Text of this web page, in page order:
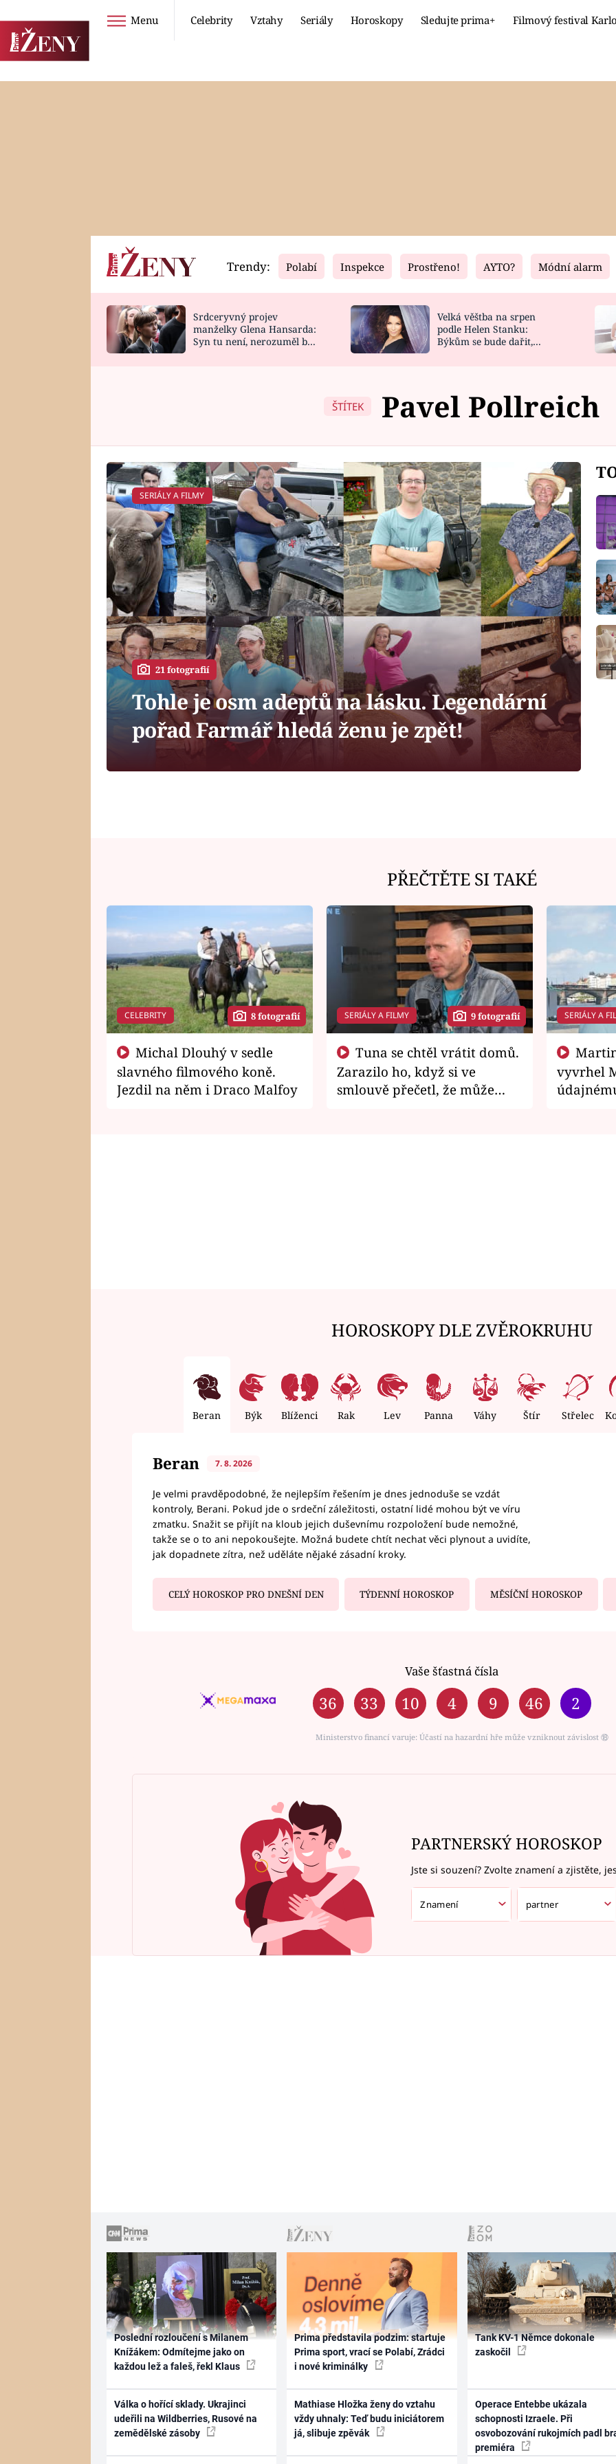
Menu Celebrity Vztahy Seriály Horoskopy Sledujte prima+ Filmový festival
Horoskopy
HOROSKOP NA
Video
CELEBRITY
VAŘENÍ
Fresh
NOVINKY
VIDEORECEPTY
Living
DESIGN
Trendy: Polabí Inspekce Prostřeno! AYTO? Módní alarm
Srdceryvný projev
manželky Glena Hansarda:
Syn tu není, nerozuměl by
Velká věštba na srpen
podle Helen Stanku:
Býkům se bude dařit,
ŠTÍTEK Pavel Pollreich
SERIÁLY A FILMY
21 fotografií
Tohle je osm adeptů na lásku. Legendární
pořad Farmář hledá ženu je zpět!
PŘEČTĚTE SI TAKÉ
CELEBRITY 8 fotografií
slavného filmového koně.
Jezdil na něm i Draco Malfoy
SERIÁLY A FILMY 9 fotografií
Zarazilo ho, když si ve
smlouvě přečetl, že může
SERIÁLY A
vyvrhel
HOROSKOPY DLE ZVĚROKRUHU
Beran Býk Blíženci Rak Lev Panna Váhy Štír Střelec
Beran 7. 8. 2026
Je velmi pravděpodobné, že nejlepším řešením je dnes jednoduše se vzdát
kontroly, Berani. Pokud jde o srdeční záležitosti, ostatní lidé mohou být ve víru
zmatku. Snažit se přijít na kloub jejich duševnímu rozpoložení bude nemožné,
takže se o to ani nepokoušejte. Možná budete chtít nechat věci plynout a uvidíte,
jak dopadnete zítra, než uděláte nějaké zásadní kroky.
CELÝ HOROSKOP PRO DNEŠNÍ DEN TÝDENNÍ HOROSKOP MĚSÍČNÍ HOROSKOP
Vaše šťastná čísla
36 33 10 4 9 46 2
Ministerstvo financí varuje: Účastí na hazardní hře může vzniknout závislost ⑱
PARTNERSKÝ HOROSKOP
Jste si souzení? Zvolte znamení a zjistěte,
Poslední rozloučení s Milanem
Knížákem: Odmítejme jako on
každou lež a faleš, řekl Klaus
Válka o hořící sklady. Ukrajinci
udeřili na Wildberries, Rusové na
zemědělské zásoby
Prima představila podzim: startuje
Prima sport, vrací se Polabí, Zrádci
i nové kriminálky
Mathiase Hložka ženy do vztahu
vždy uhnaly: Teď budu iniciátorem
já, slibuje zpěvák
Tank KV-1 Němce dokonale
zaskočil
Operace Entebbe ukázala
schopnosti Izraele. Při
osvobozování rukojmích padl
premiéra